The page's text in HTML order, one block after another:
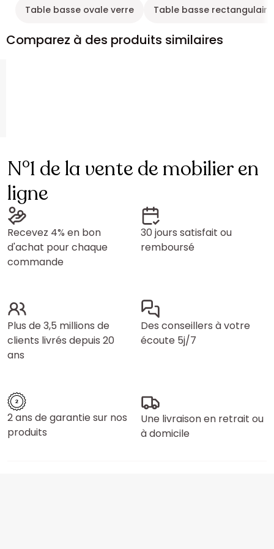
Table basse ovale verre Table basse rectangulaire
Comparez à des produits similaires
N°1 de la vente de mobilier en
ligne
Recevez 4% en bon
d'achat pour chaque
commande
30 jours satisfait ou
remboursé
Plus de 3,5 millions de
clients livrés depuis 20
ans
Des conseillers à votre
écoute 5j/7
2 ans de garantie sur nos
produits
Une livraison en retrait ou
à domicile